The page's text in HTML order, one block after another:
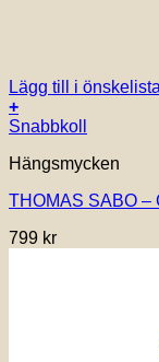
Lägg till i
+
Snabbkoll
Hängsmycken
THOMAS SABO –
799 kr